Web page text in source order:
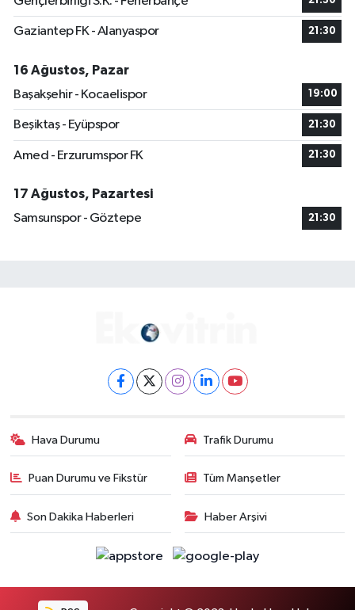
Gaziantep FK - Alanyaspor 21:30
16 Ağustos, Pazar
Başakşehir - Kocaelispor
19:00
Beşiktaş - Eyüpspor 21:30
Amed - Erzurumspor FK 21:30
17 Ağustos, Pazartesi
Samsunspor - Göztepe
21:30
Hava Durumu Trafik Durumu
Puan Durumu ve Fikstür Tüm Manşetler
Son Dakika Haberleri Haber Arşivi